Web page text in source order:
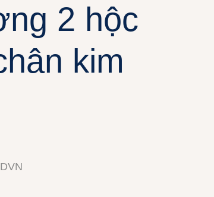
2 hộc
kim